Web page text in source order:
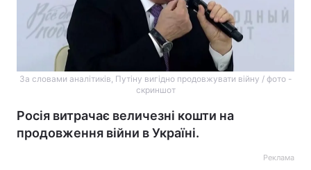
За словами аналітиків, Путіну вигідно продовжувати війну / фото -
скриншот
Росія витрачає величезні кошти на
продовження війни в Україні.
Реклама